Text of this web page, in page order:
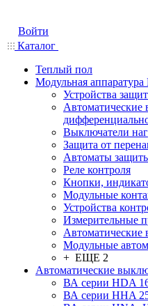
Войти
Каталог
Теплый пол
Модульная аппаратура
Устройства
Автоматические
Выключатели
Защита от
Автоматы
Реле контроля
Кнопки,
Модульные
Устройства
Измерительные
Автоматические
Модульные
+ ЕЩЕ 2
Автоматические
ВА серии HDA
ВА серии HHA